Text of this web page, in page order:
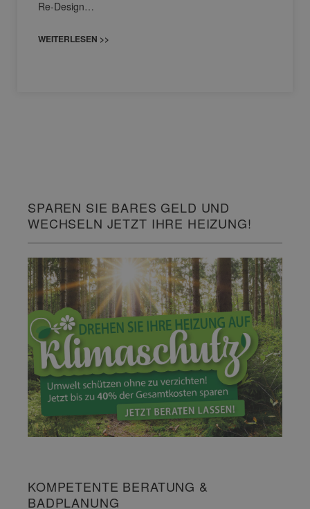
Re-Design…
WEITERLESEN >>
SPAREN SIE BARES GELD UND
WECHSELN JETZT IHRE HEIZUNG!
KOMPETENTE BERATUNG &
BADPLANUNG